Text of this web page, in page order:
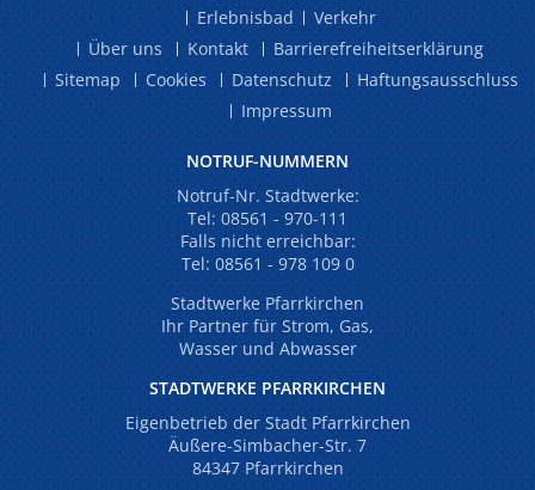
Erlebnisbad
Verkehr
Über uns
Kontakt
Barrierefreiheitserklärung
Sitemap
Cookies Datenschutz
Haftungsausschluss
Impressum
NOTRUF-NUMMERN
Notruf-Nr. Stadtwerke:
Tel: 08561 - 970-111
Falls nicht erreichbar:
Tel: 08561 - 978 109 0
Stadtwerke Pfarrkirchen
Ihr Partner für Strom, Gas,
Wasser und Abwasser
STADTWERKE PFARRKIRCHEN
Eigenbetrieb der Stadt Pfarrkirchen
Äußere-Simbacher-Str. 7
84347 Pfarrkirchen